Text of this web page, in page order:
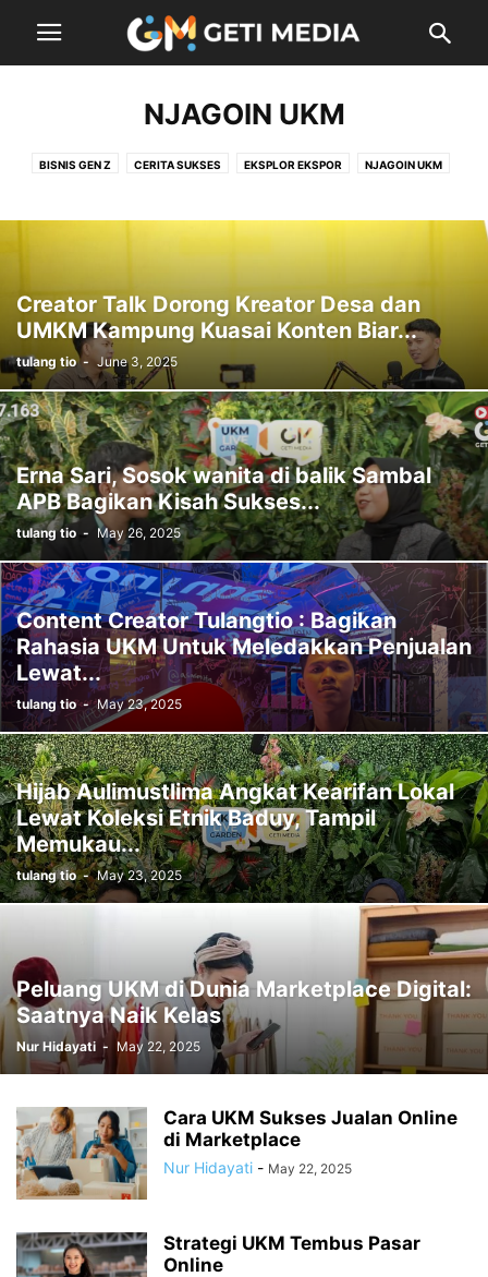
NJAGOIN UKM
BISNIS GEN Z CERITA SUKSES EKSPLOR EKSPOR NJAGOIN UKM
Creator Talk Dorong Kreator Desa dan
UMKM Kampung Kuasai Konten Biar...
tulang tio - June 3, 2025
Erna Sari, Sosok wanita di balik Sambal
APB Bagikan Kisah Sukses...
tulang tio - May 26, 2025
Content Creator Tulangtio : Bagikan
Rahasia UKM Untuk Meledakkan Penjualan
Lewat...
tulang tio - May 23, 2025
Hijab Aulimustlima Angkat Kearifan Lokal
Lewat Koleksi Etnik Baduy, Tampil
Memukau...
tulang tio - May 23, 2025
Peluang UKM di Dunia Marketplace Digital:
Saatnya Naik Kelas
Nur Hidayati - May 22, 2025
Cara UKM Sukses Jualan Online
di Marketplace
Nur Hidayati - May 22, 2025
Strategi UKM Tembus Pasar
Online